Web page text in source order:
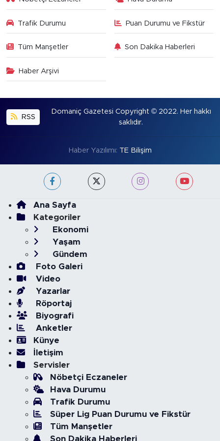
Trafik Durumu Puan Durumu ve Fikstür
Tüm Manşetler Son Dakika Haberleri
Haber Arşivi
RSS
Domaniç Gazetesi Copyright © 2022. Her hakkı
saklıdır.
Haber Yazılımı: TE Bilişim
Ana Sayfa
Kategoriler
Ekonomi
Yaşam
Gündem
Foto Galeri
Video
Yazarlar
Röportaj
Biyografi
Anketler
Künye
İletişim
Servisler
Nöbetçi Eczaneler
Hava Durumu
Trafik Durumu
Süper Lig Puan Durumu ve Fikstür
Tüm Manşetler
Son Dakika Haberleri